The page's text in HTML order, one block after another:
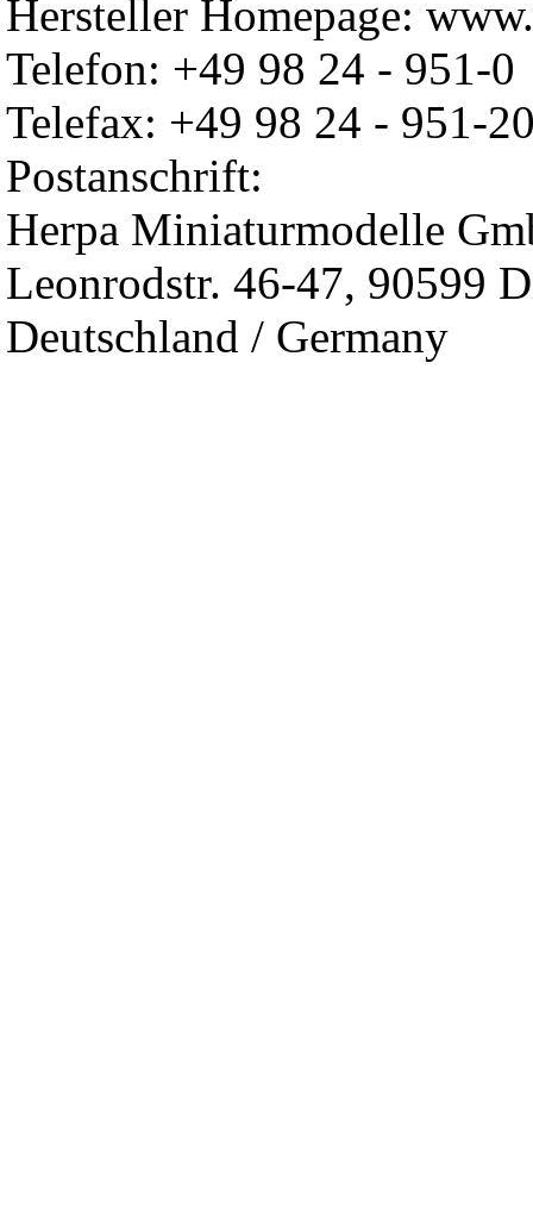
Hersteller Homepage:
Telefon: +49 98 24 - 951-0
Telefax: +49 98 24 - 951-
Postanschrift:
Herpa Miniaturmodelle
Leonrodstr. 46-47, 90599
Deutschland / Germany